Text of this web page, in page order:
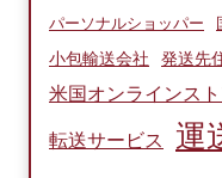
パーソナルショッパー
小包輸送会社 発送先
米国オンラインス
転送サービス 運